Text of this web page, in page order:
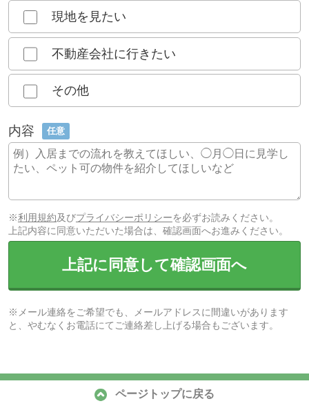
現地を見たい
不動産会社に行きたい
その他
内容 任意
※利用規約及びプライバシーポリシーを必ずお読みください。
上記内容に同意いただいた場合は、確認画面へお進みください。
上記に同意して確認画面へ
※メール連絡をご希望でも、メールアドレスに間違いがあります
と、やむなくお電話にてご連絡差し上げる場合もございます。
ページトップに戻る